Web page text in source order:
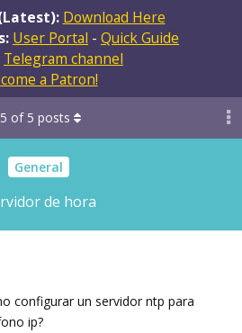
Download Here
User Portal - Quick Guide
Telegram channel
a Patron!
General
de hora
5 of 5 posts
configurar un servidor ntp para
ip?